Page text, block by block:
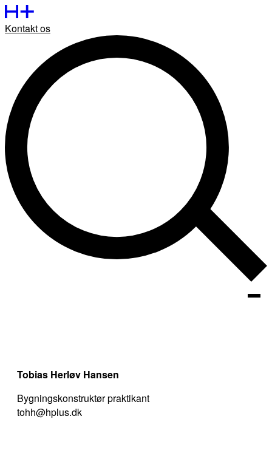
Skip
to
Kontakt os
Tobias Herløv Hansen
Bygningskonstruktør praktikant
tohh@hplus.dk